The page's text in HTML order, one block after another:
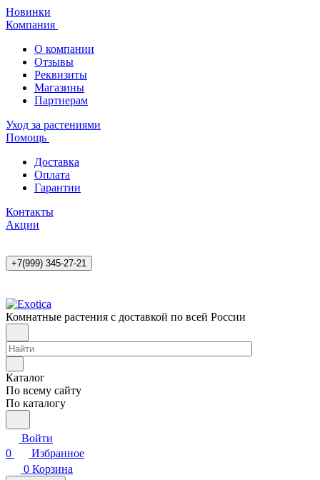
Новинки
Компания
О компании
Отзывы
Реквизиты
Магазины
Партнерам
Уход за растениями
Помощь
Доставка
Оплата
Гарантии
Контакты
Акции
+7(999) 345-27-21
Комнатные растения с доставкой по всей России
Каталог
По всему сайту
По каталогу
Войти
0
Избранное
0 Корзина